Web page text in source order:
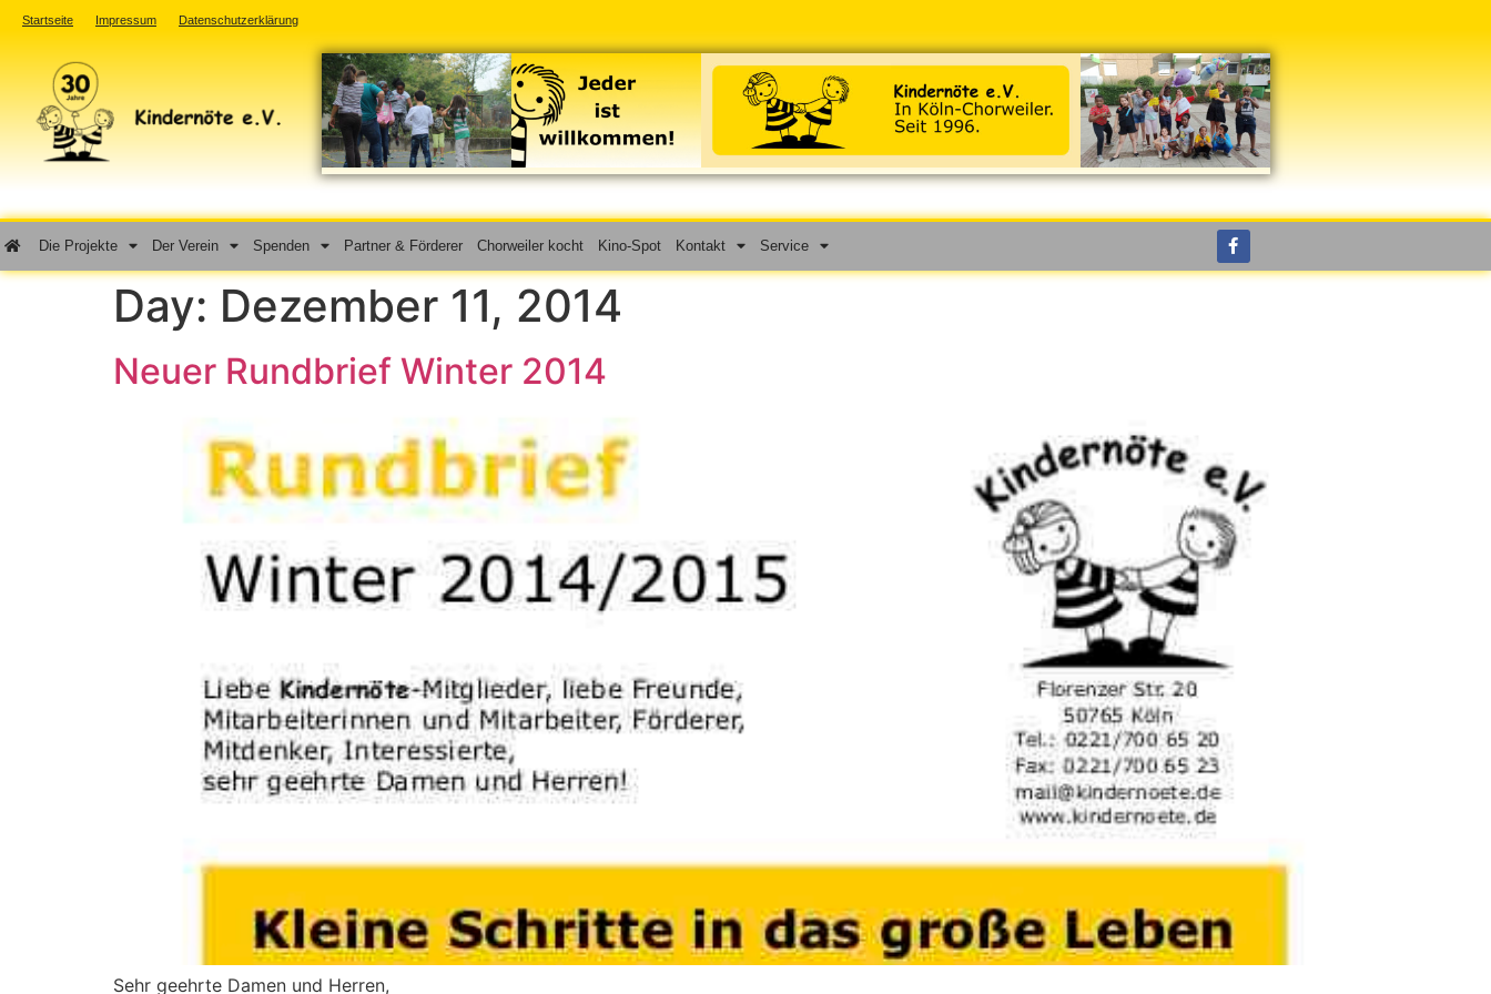
Startseite Impressum Datenschutzerklärung
Die Projekte Der Verein Spenden Partner & Förderer Chorweiler kocht Kino-Spot Kontakt Service
Day: Dezember 11, 2014
Neuer Rundbrief Winter 2014
Sehr geehrte Damen und Herren,